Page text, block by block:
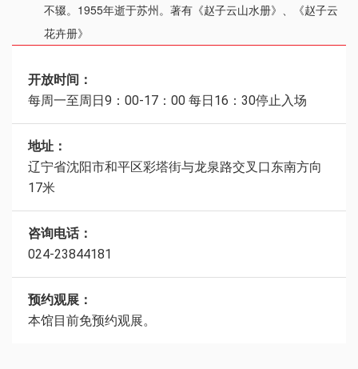
不辍。1955年逝于苏州。著有《赵子云山水册》、《赵子云
花卉册》
开放时间：
每周一至周日9：00-17：00 每日16：30停止入场
地址：
辽宁省沈阳市和平区彩塔街与龙泉路交叉口东南方向
17米
咨询电话：
024-23844181
预约观展：
本馆目前免预约观展。